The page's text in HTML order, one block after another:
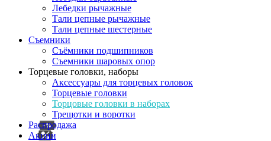
Лебедки рычажные
Тали цепные рычажные
Тали цепные шестерные
Съемники
Съёмники подшипников
Съемники шаровых опор
Торцевые головки, наборы
Аксессуары для торцевых головок
Торцевые головки
Торцовые головки в наборах
Трещотки и воротки
Распродажа
Акции